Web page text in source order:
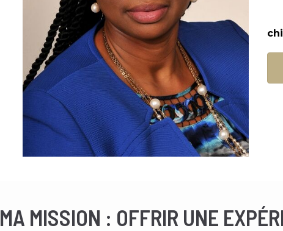
MA MISSION : OFFRIR UNE